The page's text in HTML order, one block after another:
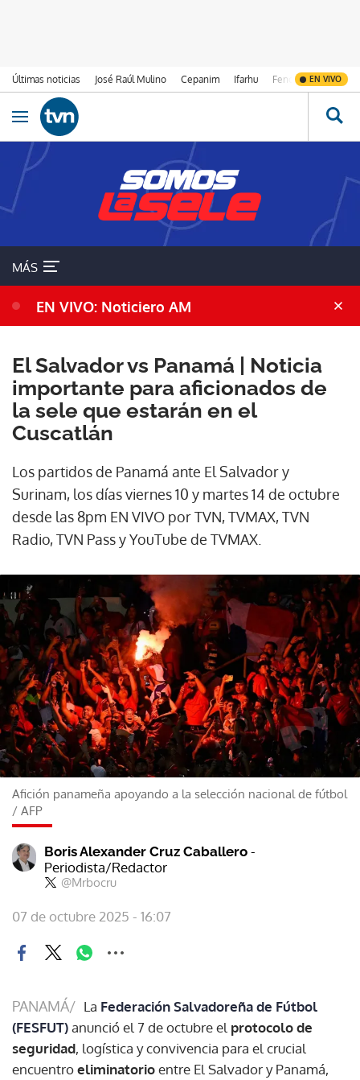
Últimas noticias José Raúl Mulino Cepanim Ifarhu Fenómeno de El
EN VIVO
Ir al contenido
Obrir navegació
MÁS
EN VIVO: Noticiero AM
El Salvador vs Panamá | Noticia
importante para aficionados de
la sele que estarán en el
Cuscatlán
Los partidos de Panamá ante El Salvador y
Surinam, los días viernes 10 y martes 14 de octubre
desde las 8pm EN VIVO por TVN, TVMAX, TVN
Radio, TVN Pass y YouTube de TVMAX.
Afición panameña apoyando a la selección nacional de fútbol
/ AFP
Boris Alexander Cruz Caballero -
Periodista/Redactor
@Mrbocru
07 de octubre 2025 - 16:07
PANAMÁ/ La Federación Salvadoreña de Fútbol
(FESFUT)anunció el 7 de octubre el protocolo de
seguridad, logística y convivencia para el crucial
encuentroeliminatorioentre El Salvador y Panamá,